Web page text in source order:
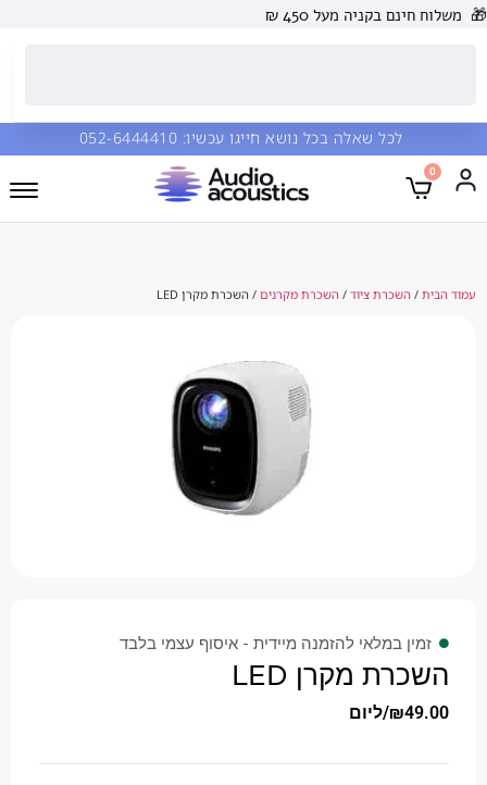
🎁 משלוח חינם בקניה מעל 450 ₪
לכל שאלה בכל נושא חייגו עכשיו:
0
עמוד הבית / השכרת ציוד / השכרת מקרנים / השכרת מקרן LED
זמין במלאי להזמנה מיידית - איסוף עצמי בלבד
השכרת מקרן LED
₪49.00 /ליום